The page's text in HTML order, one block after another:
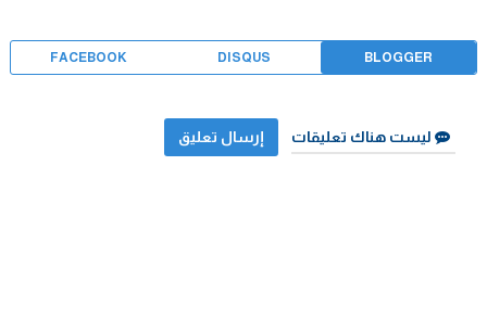
BLOGGER
DISQUS
FACEBOOK
ليست هناك تعليقات إرسال تعليق